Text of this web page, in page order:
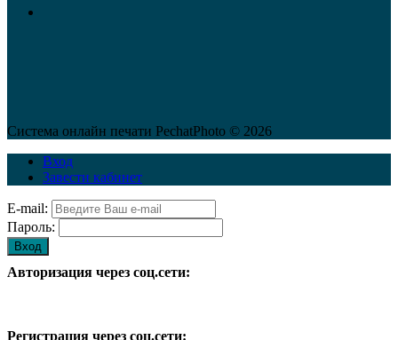
Система онлайн печати PechatPhoto © 2026
Вход
Завести кабинет
E-mail:
Пароль:
Вход
Авторизация через соц.сети:
Регистрация через соц.сети: